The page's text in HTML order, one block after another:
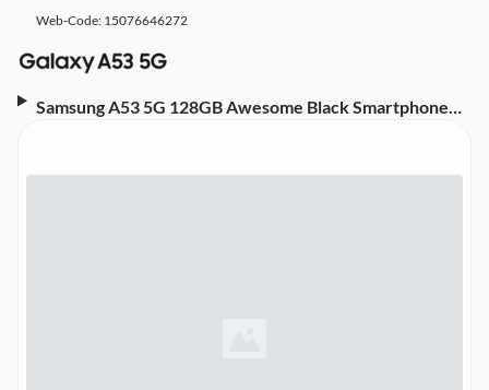
Web-Code: 15076646272
Samsung A53 5G 128GB Awesome Black Smartphone